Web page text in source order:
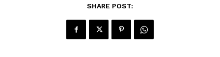
SHARE POST: